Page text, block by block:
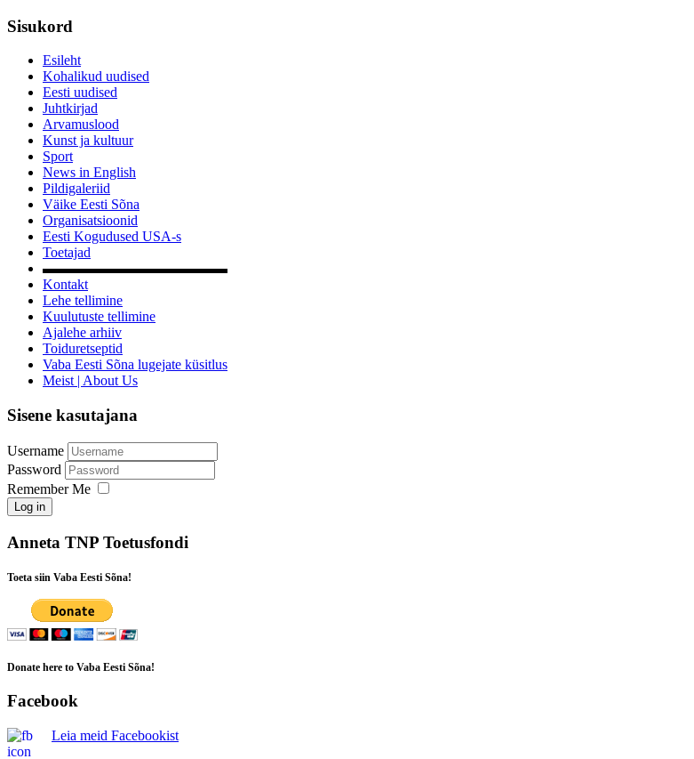
Sisukord
Esileht
Kohalikud uudised
Eesti uudised
Juhtkirjad
Arvamuslood
Kunst ja kultuur
Sport
News in English
Pildigaleriid
Väike Eesti Sõna
Organisatsioonid
Eesti Kogudused USA-s
Toetajad
▬▬▬▬▬▬▬▬▬▬▬▬▬
Kontakt
Lehe tellimine
Kuulutuste tellimine
Ajalehe arhiiv
Toiduretseptid
Vaba Eesti Sõna lugejate küsitlus
Meist | About Us
Sisene kasutajana
Username
Password
Remember Me
Log in
Anneta TNP Toetusfondi
Toeta siin Vaba Eesti Sõna!
Donate here to Vaba Eesti Sõna!
Facebook
Leia meid Facebookist